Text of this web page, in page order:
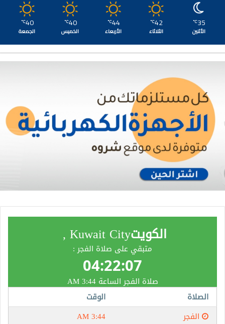
35
℃
الأثنين
42
℃
الثلاثاء
44
℃
الأربعاء
40
℃
الخميس
40
℃
الجمعة